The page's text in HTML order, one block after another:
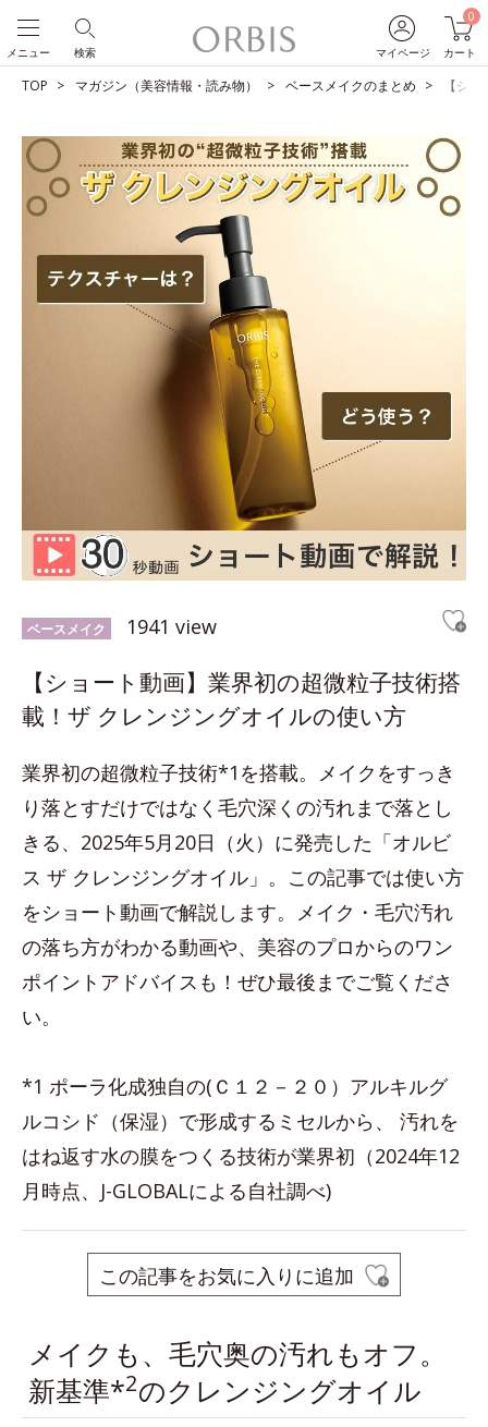
マイページ
0
カート
検索
メニュー
TOP マガジン（美容情報・読み物） ベースメイクのまとめ 【シ
ベースメイク 1941 view
【ショート動画】業界初の超微粒子技術搭
載！ザ クレンジングオイルの使い方
業界初の超微粒子技術*1を搭載。メイクをすっき
り落とすだけではなく毛穴深くの汚れまで落とし
きる、2025年5月20日（火）に発売した「オルビ
ス ザ クレンジングオイル」。この記事では使い方
をショート動画で解説します。メイク・毛穴汚れ
の落ち方がわかる動画や、美容のプロからのワン
ポイントアドバイスも！ぜひ最後までご覧くださ
い。
*1 ポーラ化成独自の(Ｃ１２－２０）アルキルグ
ルコシド（保湿）で形成するミセルから、 汚れを
はね返す水の膜をつくる技術が業界初（2024年12
月時点、J-GLOBALによる自社調べ)
この記事をお気に入りに追加
メイクも、毛穴奥の汚れもオフ。
新基準*2のクレンジングオイル